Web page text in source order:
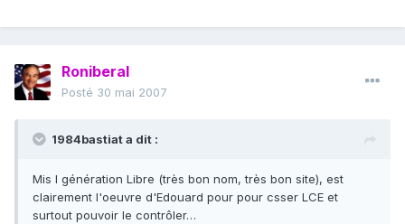
Roniberal
Posté 30 mai 2007
1984bastiat a dit :
Mis l génération Libre (très bon nom, très bon site), est
clairement l'oeuvre d'Edouard pour pour csser LCE et
surtout pouvoir le contrôler…